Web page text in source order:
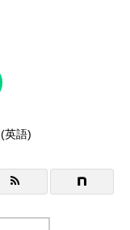
(英語)